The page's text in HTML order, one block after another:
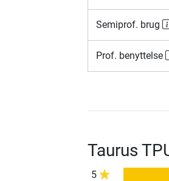
Semiprof. brug
Prof. benyttelse
Taurus
5